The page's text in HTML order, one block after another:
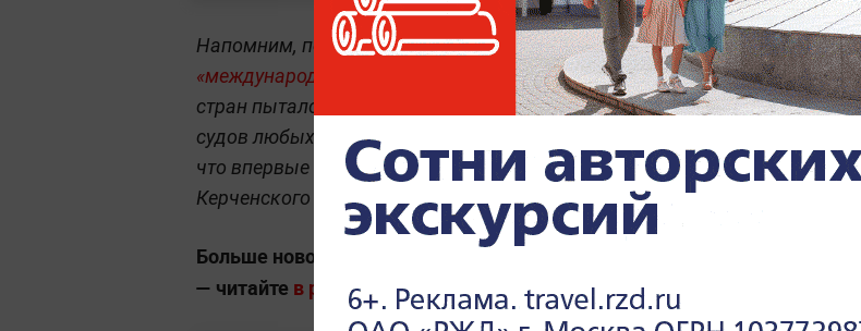
Напомним, попытка Украиныдобиться признания Керченского пролива
«международным» в Гааге не удалась. Киев при поддержке западных
стран пытался закрепить право свободного прохода через пролив для
судов любых государств, включая военные корабли. В МИД РФ заявили,
что впервые в истории в таком решении официально признан статус
Керченского пролива и Азовского моря как внутренних вод.
Больше новостей о глобальных событиях и международных отношениях
— читайте в разделе «Мировая политика» на Life.ru